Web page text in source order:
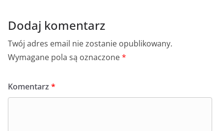
Dodaj komentarz
Twój adres email nie zostanie opublikowany.
Wymagane pola są oznaczone*
Komentarz *